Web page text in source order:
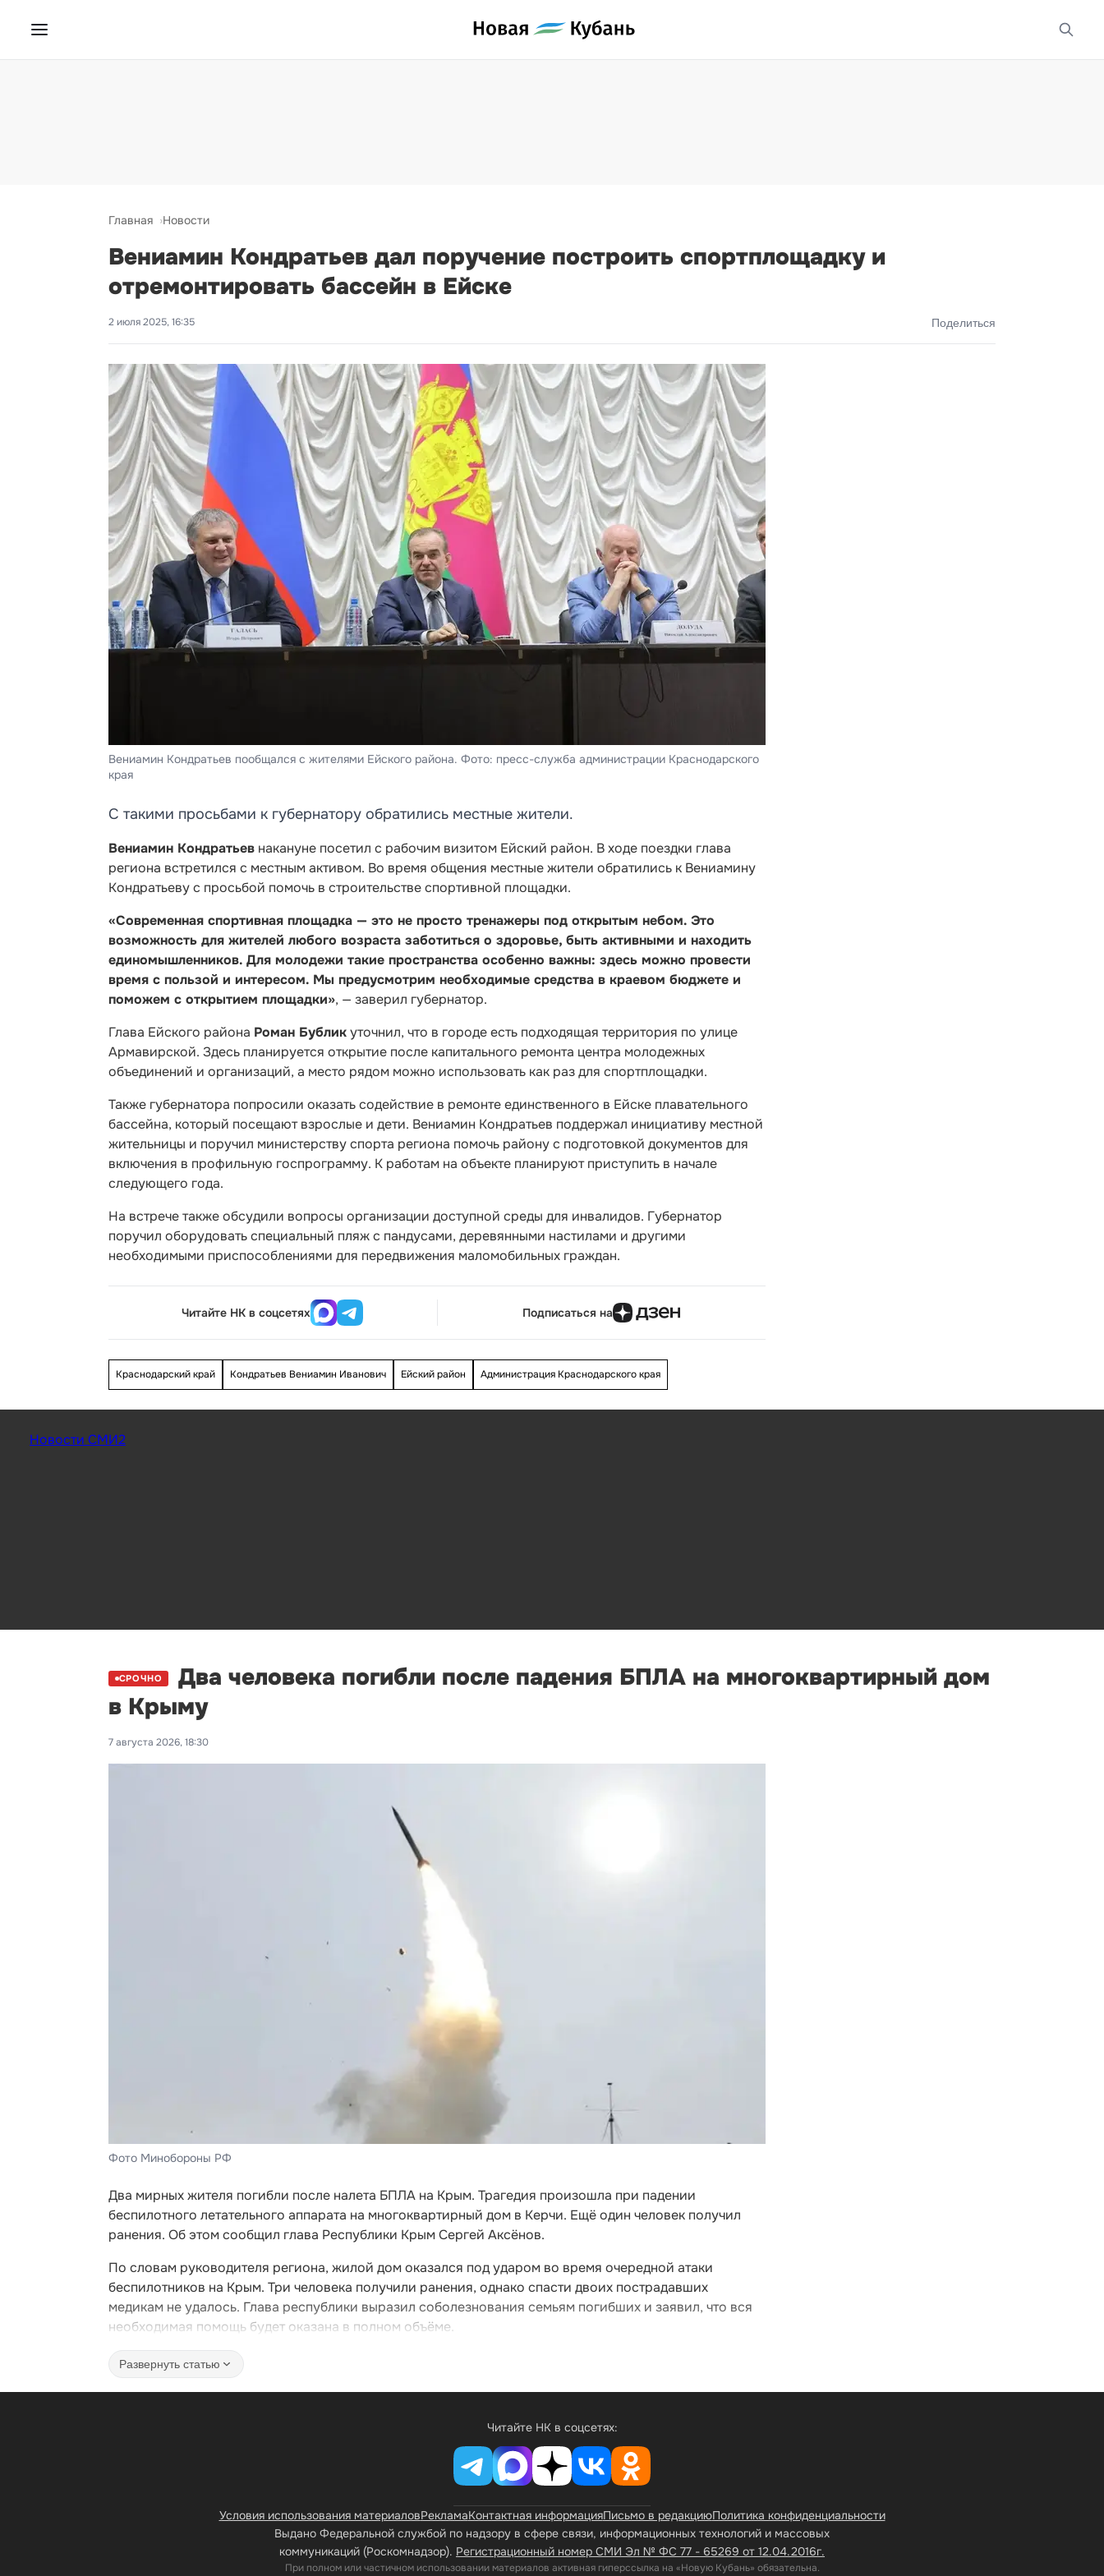
Главная Новости
Вениамин Кондратьев дал поручение построить спортплощадку и
отремонтировать бассейн в Ейске
2 июля 2025, 16:35 Поделиться
Вениамин Кондратьев пообщался с жителями Ейского района. Фото: пресс-служба администрации Краснодарского
края
С такими просьбами к губернатору обратились местные жители.
Вениамин Кондратьев накануне посетил с рабочим визитом Ейский район. В ходе поездки глава
региона встретился с местным активом. Во время общения местные жители обратились к Вениамину
Кондратьеву с просьбой помочь в строительстве спортивной площадки.
«Современная спортивная площадка — это не просто тренажеры под открытым небом. Это
возможность для жителей любого возраста заботиться о здоровье, быть активными и находить
единомышленников. Для молодежи такие пространства особенно важны: здесь можно провести
время с пользой и интересом. Мы предусмотрим необходимые средства в краевом бюджете и
поможем с открытием площадки», — заверил губернатор.
Глава Ейского района Роман Бубликуточнил, что в городе есть подходящая территория по улице
Армавирской. Здесь планируется открытие после капитального ремонта центра молодежных
объединений и организаций, а место рядом можно использовать как раз для спортплощадки.
Также губернатора попросили оказать содействие в ремонте единственного в Ейске плавательного
бассейна, который посещают взрослые и дети. Вениамин Кондратьев поддержал инициативу местной
жительницы и поручил министерству спорта региона помочь району с подготовкой документов для
включения в профильную госпрограмму. К работам на объекте планируют приступить в начале
следующего года.
На встрече также обсудили вопросы организации доступной среды для инвалидов. Губернатор
поручил оборудовать специальный пляж с пандусами, деревянными настилами и другими
необходимыми приспособлениями для передвижения маломобильных граждан.
Читайте НК в соцсетях Подписаться на
Краснодарский край Кондратьев Вениамин Иванович Ейский район Администрация Краснодарского края
Новости СМИ2
СРОЧНО
Два человека погибли после падения БПЛА на многоквартирный дом
в Крыму
7 августа 2026, 18:30
Фото Минобороны РФ
Два мирных жителя погибли после налета БПЛА на Крым. Трагедия произошла при падении
беспилотного летательного аппарата на многоквартирный дом в Керчи. Ещё один человек получил
ранения. Об этом сообщил глава Республики Крым Сергей Аксёнов.
По словам руководителя региона, жилой дом оказался под ударом во время очередной атаки
беспилотников на Крым. Три человека получили ранения, однако спасти двоих пострадавших
медикам не удалось. Глава республики выразил соболезнования семьям погибших и заявил, что вся
необходимая помощь будет оказана в полном объёме.
Развернуть статью
Читайте НК в соцсетях:
Выдано Федеральной службой по надзору в сфере связи, информационных технологий и массовых
коммуникаций (Роскомнадзор). Регистрационный номер СМИ Эл № ФС 77 - 65269 от 12.04.2016г.
При полном или частичном использовании материалов активная гиперссылка на «Новую Кубань» обязательна.
Условия использования материаловРекламаКонтактная информацияПисьмо в редакциюПолитика конфиденциальности